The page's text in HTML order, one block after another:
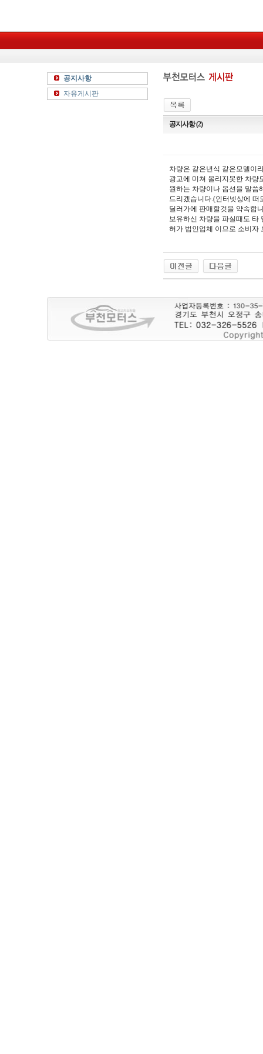
공지사항
자유게시판
공지사항 (2)
차량은 같은년식 같은모델이
광고에 미쳐 올리지못한 차량
원하는 차량이나 옵션을 말씀
드리겠습니다.(인터넷상에
딜러가에 판매할것을 약속합
보유하신 차량을 파실때도 타
허가 법인업체 이므로 소비자